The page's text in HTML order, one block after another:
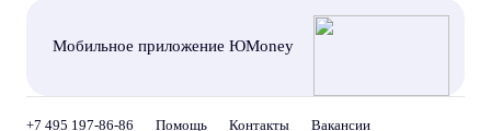
Мобильное приложение ЮMoney
+7 495 197-86-86 Помощь Контакты Вакансии